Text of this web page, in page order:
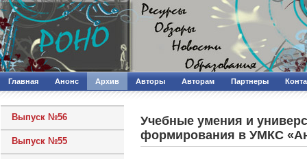
Главная Анонс Архив Авторы Авторам Партнеры
Выпуск №56
Выпуск №55
Учебные умения и
формирования в УМКC